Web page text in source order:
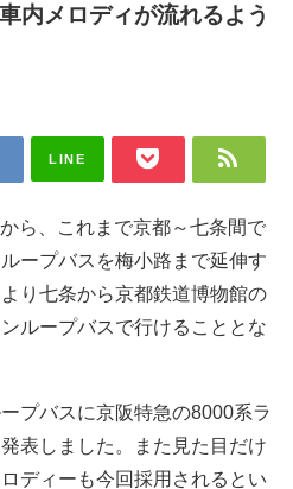
内メロディが流れるよう
LINE
ら、これまで京都～七条間で
ープバスを梅小路まで延伸す
り七条から京都鉄道博物館の
ループバスで行けることとな
プバスに京阪特急の8000系ラ
表しました。また見た目だけ
ディーも今回採用されるとい